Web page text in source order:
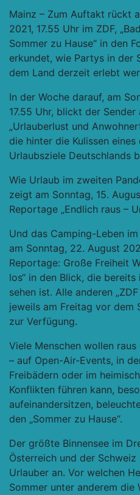
Mainz – Zum Auftakt rückt
2021, 17.55 Uhr im ZDF,
Sommer zu Hause“ in den
erkundet, wie Partys in der
dem Land derzeit erlebt
In der Woche darauf, am
17.55 Uhr, blickt der Sender
„Urlauberlust und
die hinter die Kulissen
Urlaubsziele Deutschlands
Wie Urlaub im zweiten
zeigt am Sonntag, 15.
Reportage „Endlich raus –
Und das Camping-Leben
am Sonntag, 22. August
Reportage: Große Freiheit
los“ in den Blick, die
sehen ist. Alle anderen
jeweils am Freitag vor dem
zur Verfügung.
Viele Menschen wollen
– auf Open-Air-Events, in
Freibädern oder im
Konflikten führen kann,
aufeinandersitzen,
den „Sommer zu Hause“.
Der größte Binnensee im
Österreich und der
Urlauber an. Vor welchen
Sommer unter anderem die